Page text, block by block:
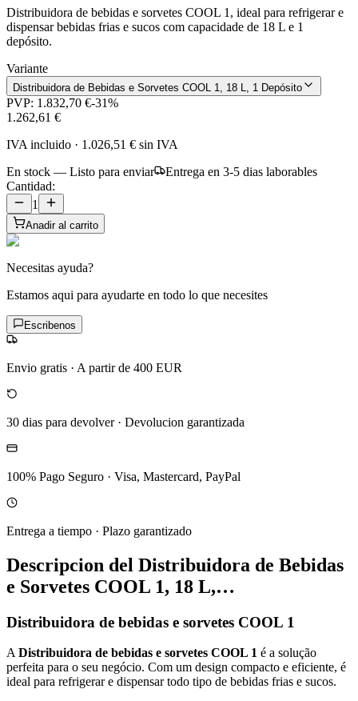
Distribuidora de bebidas e sorvetes COOL 1, ideal para refrigerar e
dispensar bebidas frias e sucos com capacidade de 18 L e 1
depósito.
Variante
Distribuidora de Bebidas e Sorvetes COOL 1, 18 L, 1 Depósito
PVP: 1.832,70 €-31%
1.262,61 €
IVA incluido · 1.026,51 € sin IVA
En stock — Listo para enviar
Entrega en 3-5 dias laborables
Cantidad:
1
Anadir al carrito
Necesitas ayuda?
Estamos aqui para ayudarte en todo lo que necesites
Escribenos
Envio gratis · A partir de 400 EUR
30 dias para devolver· Devolucion garantizada
100% Pago Seguro · Visa, Mastercard, PayPal
Entrega a tiempo · Plazo garantizado
Descripcion del Distribuidora de Bebidas
e Sorvetes COOL 1, 18 L,…
Distribuidora de bebidas e sorvetes COOL 1
ADistribuidora de bebidas e sorvetes COOL 1 é a solução
perfeita para o seu negócio. Com um design compacto e eficiente, é
ideal para refrigerar e dispensar todo tipo de bebidas frias e sucos.